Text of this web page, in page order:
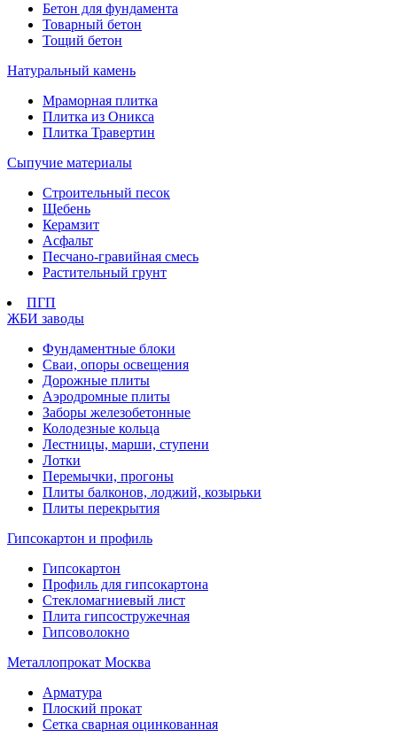
Бетон для фундамента
Товарный бетон
Тощий бетон
Натуральный камень
Мраморная плитка
Плитка из Оникса
Плитка Травертин
Сыпучие материалы
Строительный песок
Щебень
Керамзит
Асфальт
Песчано-гравийная смесь
Растительный грунт
ПГП
ЖБИ заводы
Фундаментные блоки
Сваи, опоры освещения
Дорожные плиты
Аэродромные плиты
Заборы железобетонные
Колодезные кольца
Лестницы, марши, ступени
Лотки
Перемычки, прогоны
Плиты балконов, лоджий, козырьки
Плиты перекрытия
Гипсокартон и профиль
Гипсокартон
Профиль для гипсокартона
Стекломагниевый лист
Плита гипсостружечная
Гипсоволокно
Металлопрокат Москва
Арматура
Плоский прокат
Сетка сварная оцинкованная